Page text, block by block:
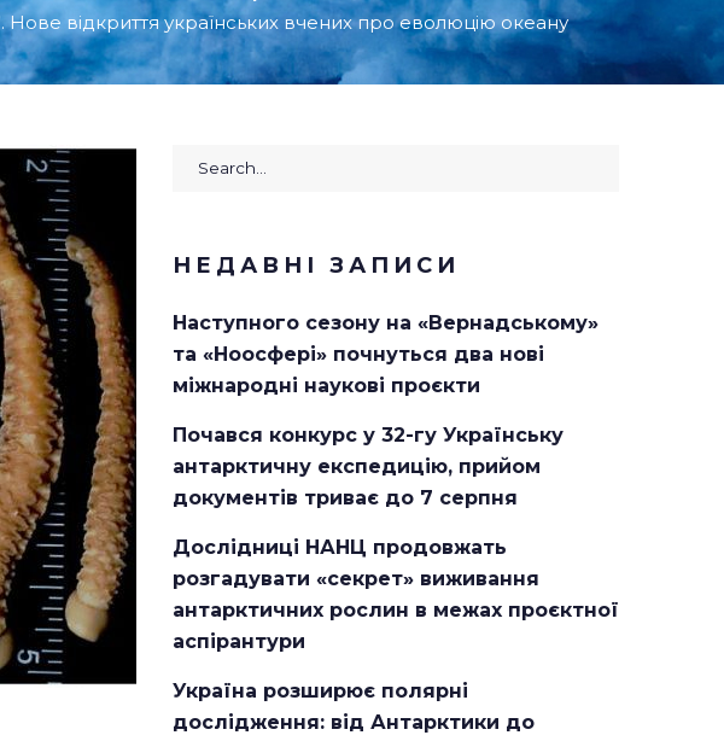
Нове відкриття українських вчених про еволюцію океану
Search
НЕДАВНІ ЗАПИСИ
Наступного сезону на «Вернадському»
та «Ноосфері» почнуться два нові
міжнародні наукові проєкти
Почався конкурс у 32-гу Українську
антарктичну експедицію, прийом
документів триває до 7 серпня
Дослідниці НАНЦ продовжать
розгадувати «секрет» виживання
антарктичних рослин в межах проєктної
аспірантури
Україна розширює полярні
дослідження: від Антарктики до